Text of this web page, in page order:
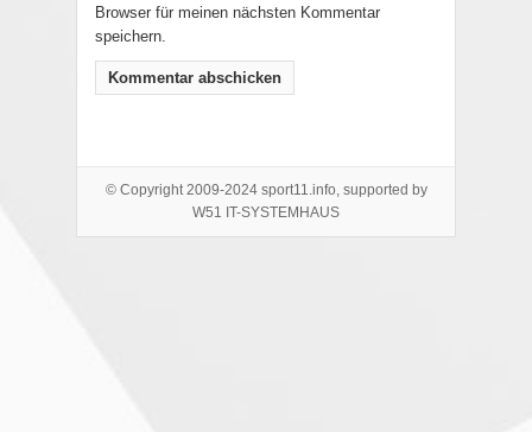
Browser für meinen nächsten Kommentar
speichern.
© Copyright 2009-2024 sport11.info, supported by
W51 IT-SYSTEMHAUS